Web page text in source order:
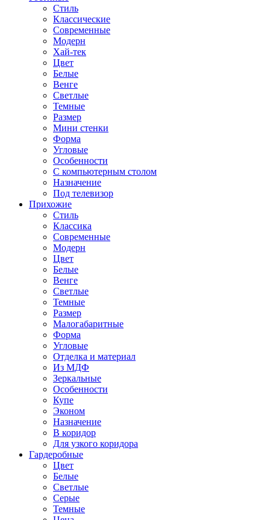
Стиль
Классические
Современные
Модерн
Хай-тек
Цвет
Белые
Венге
Светлые
Темные
Размер
Мини стенки
Форма
Угловые
Особенности
С компьютерным столом
Назначение
Под телевизор
Прихожие
Стиль
Классика
Современные
Модерн
Цвет
Белые
Венге
Светлые
Темные
Размер
Малогабаритные
Форма
Угловые
Отделка и материал
Из МДФ
Зеркальные
Особенности
Купе
Эконом
Назначение
В коридор
Для узкого коридора
Гардеробные
Цвет
Белые
Светлые
Серые
Темные